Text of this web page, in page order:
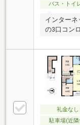
バス・トイ
インター
の3口コン
礼金なし
駐車場(近隣